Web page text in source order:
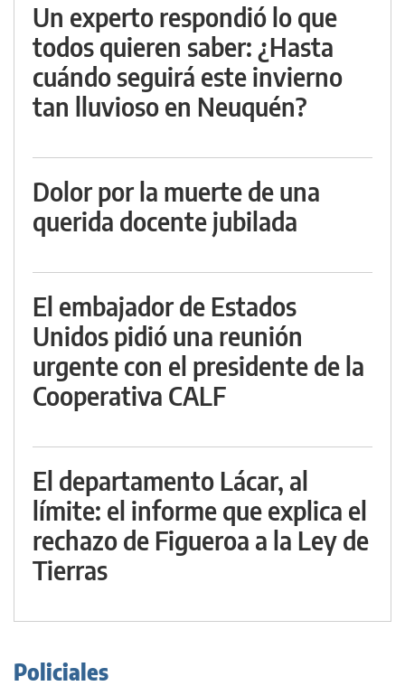
Un experto respondió lo que
todos quieren saber: ¿Hasta
cuándo seguirá este invierno
tan lluvioso en Neuquén?
Dolor por la muerte de una
querida docente jubilada
El embajador de Estados
Unidos pidió una reunión
urgente con el presidente de la
Cooperativa CALF
El departamento Lácar, al
límite: el informe que explica el
rechazo de Figueroa a la Ley de
Tierras
Policiales